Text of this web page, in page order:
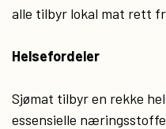
alle tilbyr lokal mat rett
Helsefordeler
Sjømat tilbyr en rekke
essensielle